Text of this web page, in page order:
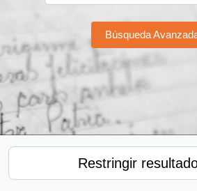
Búsqueda
Restringir